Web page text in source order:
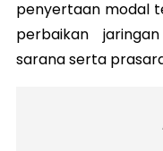
penyertaan modal
perbaikan
sarana serta